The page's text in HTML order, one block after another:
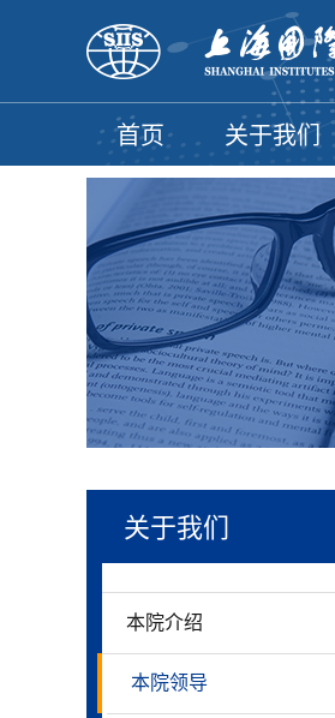
首页 关于我们
关于我们
本院介绍
本院领导